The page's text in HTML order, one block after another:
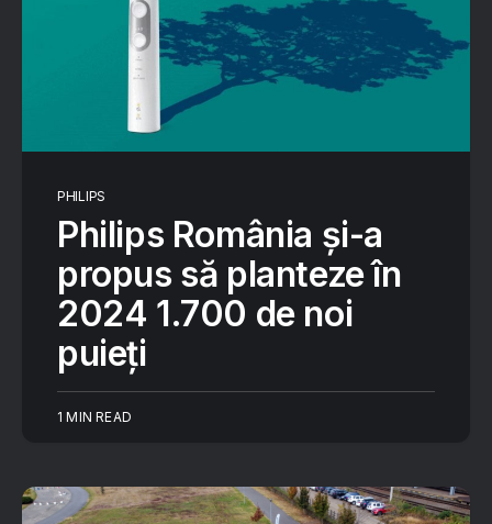
PHILIPS
Philips România și-a
propus să planteze în
2024 1.700 de noi
puieți
1 MIN READ